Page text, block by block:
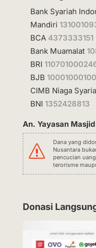
Bank Syariah
Mandiri
BCA 4373333151
Bank Muamalat
BRI
BJB
CIMB Niaga
BNI 1352428813
An. Yayasan
s
Dana yang
Nusantara
pencucian
terorisme
Donasi